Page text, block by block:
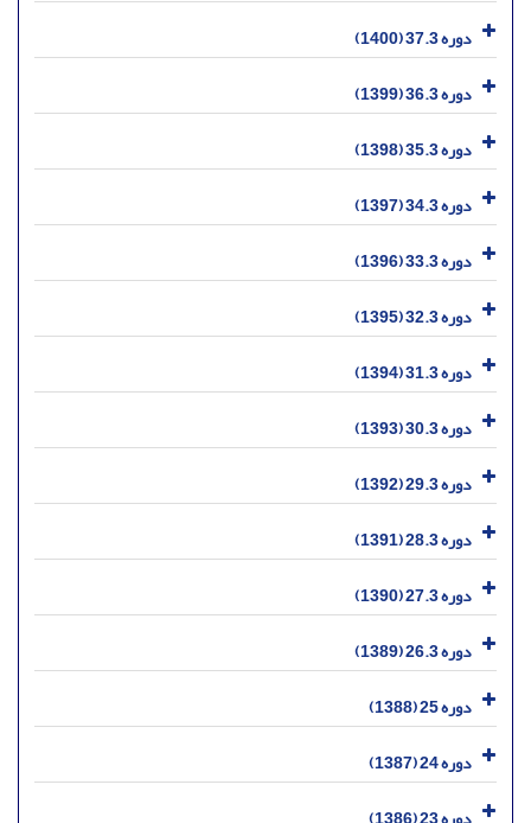
دوره 37.3 (1400)
دوره 36.3 (1399)
دوره 35.3 (1398)
دوره 34.3 (1397)
دوره 33.3 (1396)
دوره 32.3 (1395)
دوره 31.3 (1394)
دوره 30.3 (1393)
دوره 29.3 (1392)
دوره 28.3 (1391)
دوره 27.3 (1390)
دوره 26.3 (1389)
دوره 25 (1388)
دوره 24 (1387)